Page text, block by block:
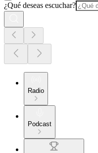
¿Qué deseas escuchar?
Radio
Podcast